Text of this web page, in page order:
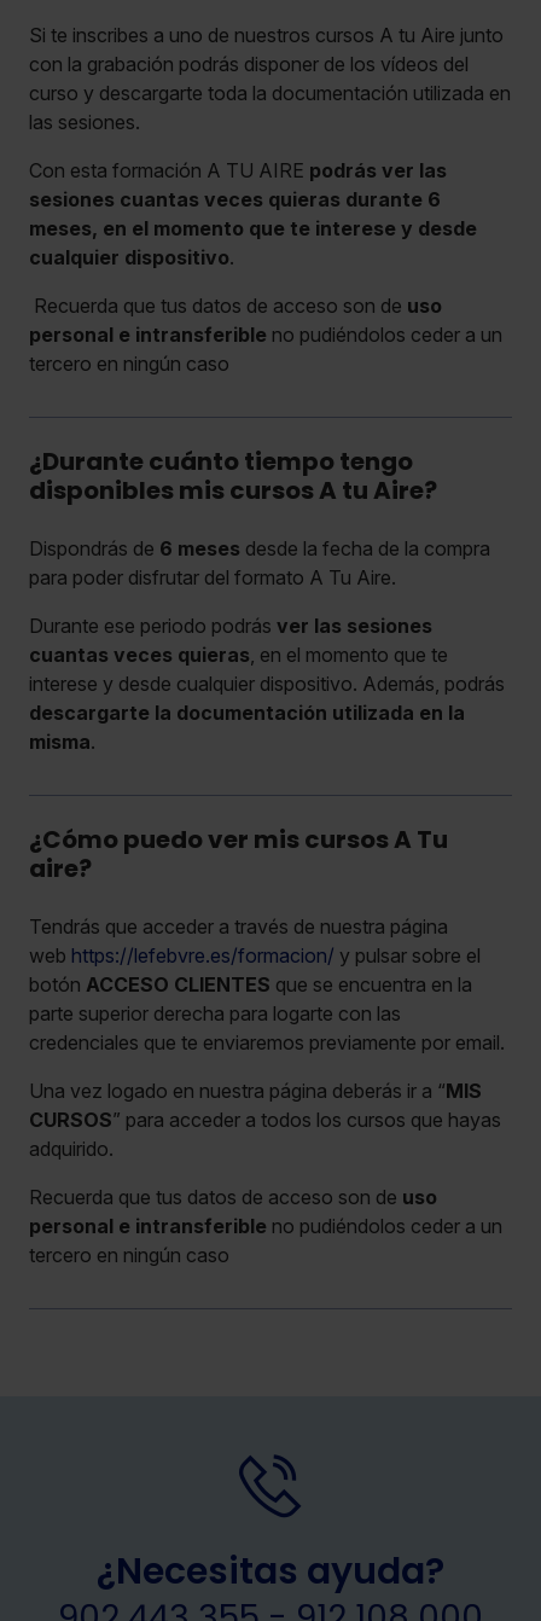
Si te inscribes a uno de nuestros cursos A tu Aire junto
con la grabación podrás disponer de los vídeos del
curso y descargarte toda la documentación utilizada en
las sesiones.
Con esta formación A TU AIRE podrás ver las
sesiones cuantas veces quieras durante 6
meses, en el momento que te interese y desde
cualquier dispositivo.
Recuerda que tus datos de acceso son de uso
personal e intransferible no pudiéndolos ceder a un
tercero en ningún caso
¿Durante cuánto tiempo tengo
disponibles mis cursos A tu Aire?
Dispondrás de 6 meses desde la fecha de la compra
para poder disfrutar del formato A Tu Aire.
Durante ese periodo podrás ver las sesiones
cuantas veces quieras , en el momento que te
interese y desde cualquier dispositivo. Además, podrás
descargarte la documentación utilizada en la
misma.
¿Cómo puedo ver mis cursos A Tu
aire?
Tendrás que acceder a través de nuestra página
web https://lefebvre.es/formacion/ y pulsar sobre el
botón ACCESO CLIENTES que se encuentra en la
parte superior derecha para logarte con las
credenciales que te enviaremos previamente por email.
Una vez logado en nuestra página deberás ir a “MIS
CURSOS” para acceder a todos los cursos que hayas
adquirido.
Recuerda que tus datos de acceso son de uso
personal e intransferible no pudiéndolos ceder a un
tercero en ningún caso
¿Necesitas ayuda?